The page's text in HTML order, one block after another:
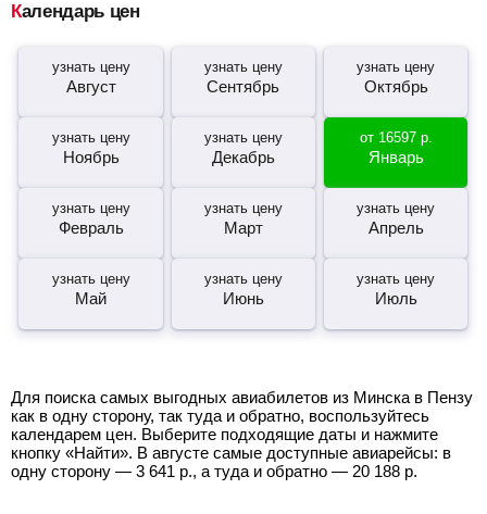
Календарь цен
узнать цену
Август
узнать цену
Сентябрь
узнать цену
Октябрь
узнать цену
Ноябрь
узнать цену
Декабрь
от 16597р.
Январь
узнать цену
Февраль
узнать цену
Март
узнать цену
Апрель
узнать цену
Май
узнать цену
Июнь
узнать цену
Июль
Для поиска самых выгодных авиабилетов из Минска в Пензу
как в одну сторону, так туда и обратно, воспользуйтесь
календарем цен. Выберите подходящие даты и нажмите
кнопку «Найти». В августе самые доступные авиарейсы: в
одну сторону — 3 641 р., а туда и обратно — 20 188 р.